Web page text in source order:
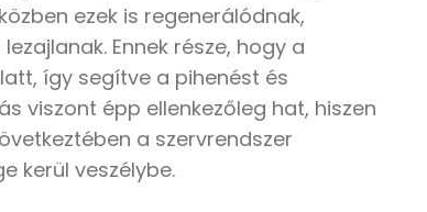
ezek is regenerálódnak,
Ennek része, hogy a
így segítve a pihenést és
viszont épp ellenkezőleg hat, hiszen
a szervrendszer
kerül veszélybe.